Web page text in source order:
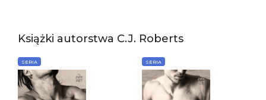
Książki autorstwa C.J. Roberts
SERIA SERIA